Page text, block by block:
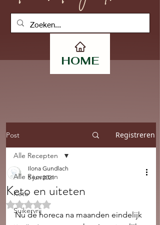
HOME
Post Registreren
Alle Recepten
Keto
Suikervrij
Alle Recepten
Keto en uiteten
Ilona Gundlach
5 jun 2021
Beoordeeld met NaN uit 5 sterren.
Nu de horeca na maanden eindelijk